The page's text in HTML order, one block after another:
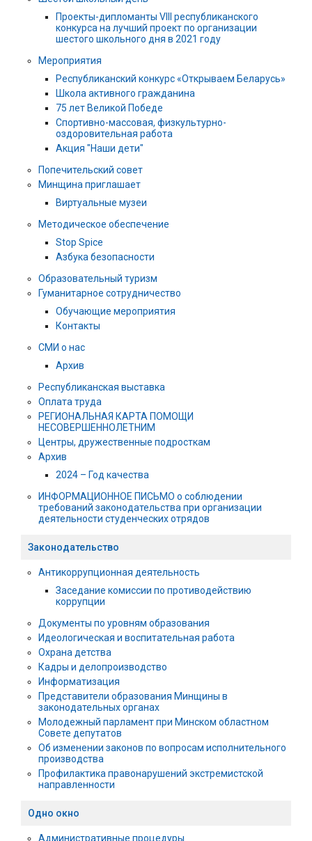
Проекты-дипломанты VIII республиканского
конкурса на лучший проект по организации
шестого школьного дня в 2021 году
Мероприятия
Республиканский конкурс «Открываем Беларусь»
Школа активного гражданина
75 лет Великой Победе
Спортивно-массовая, физкультурно-
оздоровительная работа
Акция "Наши дети"
Попечительский совет
Минщина приглашает
Виртуальные музеи
Методическое обеспечение
Stop Spice
Азбука безопасности
Образовательный туризм
Гуманитарное сотрудничество
Обучающие мероприятия
Контакты
СМИ о нас
Архив
Республиканская выставка
Оплата труда
РЕГИОНАЛЬНАЯ КАРТА ПОМОЩИ
НЕСОВЕРШЕННОЛЕТНИМ
Центры, дружественные подросткам
Архив
2024 – Год качества
ИНФОРМАЦИОННОЕ ПИСЬМО о соблюдении
требований законодательства при организации
деятельности студенческих отрядов
Законодательство
Антикоррупционная деятельность
Заседание комиссии по противодействию
коррупции
Документы по уровням образования
Идеологическая и воспитательная работа
Охрана детства
Кадры и делопроизводство
Информатизация
Представители образования Минщины в
законодательных органах
Молодежный парламент при Минском областном
Совете депутатов
Об изменении законов по вопросам исполнительного
производства
Профилактика правонарушений экстремистской
направленности
Одно окно
Административные процедуры